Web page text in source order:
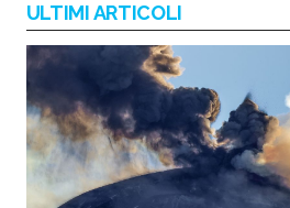
ULTIMI ARTICOLI